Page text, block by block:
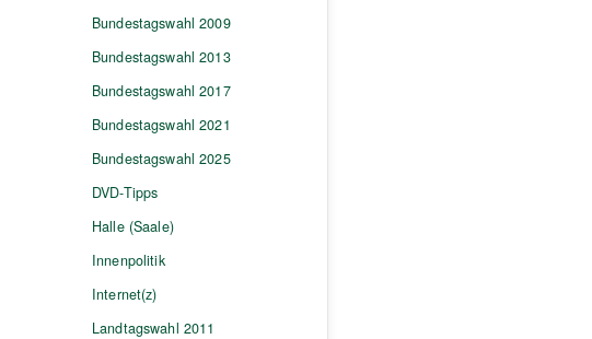
Bundestagswahl 2009
Bundestagswahl 2013
Bundestagswahl 2017
Bundestagswahl 2021
Bundestagswahl 2025
DVD-Tipps
Halle (Saale)
Innenpolitik
Internet(z)
Landtagswahl 2011